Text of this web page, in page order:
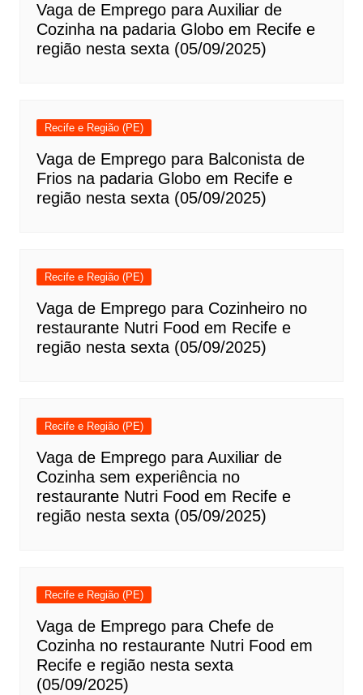
Vaga de Emprego para Auxiliar de
Cozinha na padaria Globo em Recife e
região nesta sexta (05/09/2025)
Recife e Região (PE)
Vaga de Emprego para Balconista de
Frios na padaria Globo em Recife e
região nesta sexta (05/09/2025)
Recife e Região (PE)
Vaga de Emprego para Cozinheiro no
restaurante Nutri Food em Recife e
região nesta sexta (05/09/2025)
Recife e Região (PE)
Vaga de Emprego para Auxiliar de
Cozinha sem experiência no
restaurante Nutri Food em Recife e
região nesta sexta (05/09/2025)
Recife e Região (PE)
Vaga de Emprego para Chefe de
Cozinha no restaurante Nutri Food em
Recife e região nesta sexta
(05/09/2025)